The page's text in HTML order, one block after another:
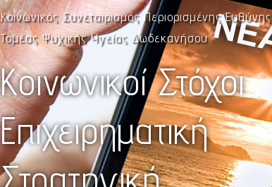
Κοινωνικός Συνεταιρισμός Περιορισμένης Ευθύνης
Τομέας Ψυχικής Υγείας Δωδεκανήσου
Κοινωνικοί Στόχοι
Επιχειρηματική